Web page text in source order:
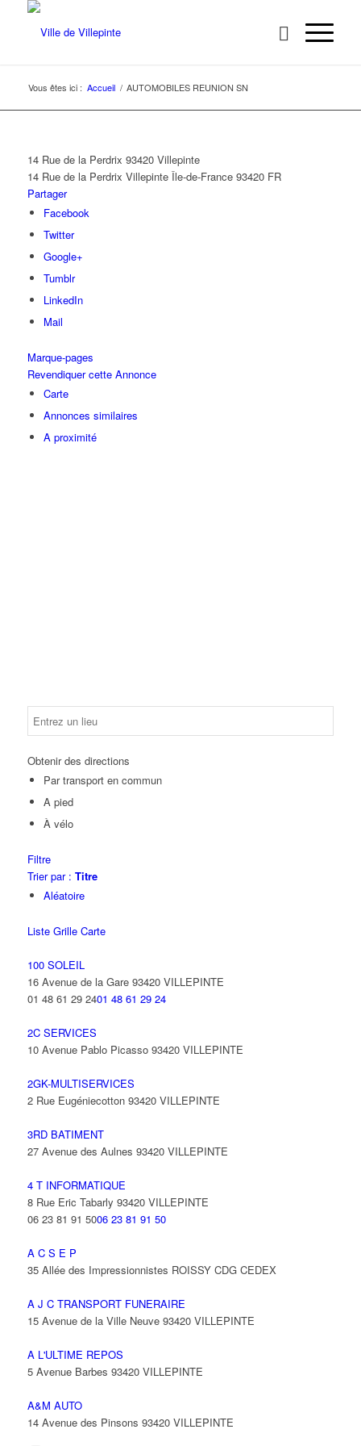
Vous êtes ici : Accueil / AUTOMOBILES REUNION SN
14 Rue de la Perdrix 93420 Villepinte
14 Rue de la Perdrix Villepinte Île-de-France 93420 FR
Partager
Facebook
Twitter
Google+
Tumblr
LinkedIn
Mail
Marque-pages
Revendiquer cette Annonce
Carte
Annonces similaires
A proximité
Obtenir des directions
Par transport en commun
A pied
À vélo
Filtre
Trier par : Titre
Aléatoire
Liste Grille Carte
100 SOLEIL
16 Avenue de la Gare 93420 VILLEPINTE
01 48 61 29 2401 48 61 29 24
2C SERVICES
10 Avenue Pablo Picasso 93420 VILLEPINTE
2GK-MULTISERVICES
2 Rue Eugéniecotton 93420 VILLEPINTE
3RD BATIMENT
27 Avenue des Aulnes 93420 VILLEPINTE
4 T INFORMATIQUE
8 Rue Eric Tabarly 93420 VILLEPINTE
06 23 81 91 5006 23 81 91 50
A C S E P
35 Allée des Impressionnistes ROISSY CDG CEDEX
A J C TRANSPORT FUNERAIRE
15 Avenue de la Ville Neuve 93420 VILLEPINTE
A L'ULTIME REPOS
5 Avenue Barbes 93420 VILLEPINTE
A&M AUTO
14 Avenue des Pinsons 93420 VILLEPINTE